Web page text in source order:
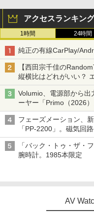
アクセスランキング
1時間 24時間
純正の有線CarPlay/
【西田宗千佳の
縦横比はどれがいい？
「Galaxy Z Fold」
Volumio、電源部から出
ーヤー「Primo（2026）
フェーズメーション、
「PP-2200」。磁気回
「バック・トゥ・ザ・
腕時計。1985本限定
AV